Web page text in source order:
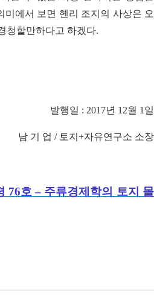
미에서 보면 헨리 조지의 사상은 오
청할만하다고 하겠다.
발행일 : 2017년 12월 1일
남 기 업 / 토지+자유연구소 소장
76호 – 주류경제학의 토지 몰